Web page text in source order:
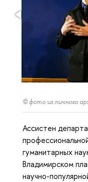
© фото из личного
Ассистен
гуманитарных
Владимирском
научно-